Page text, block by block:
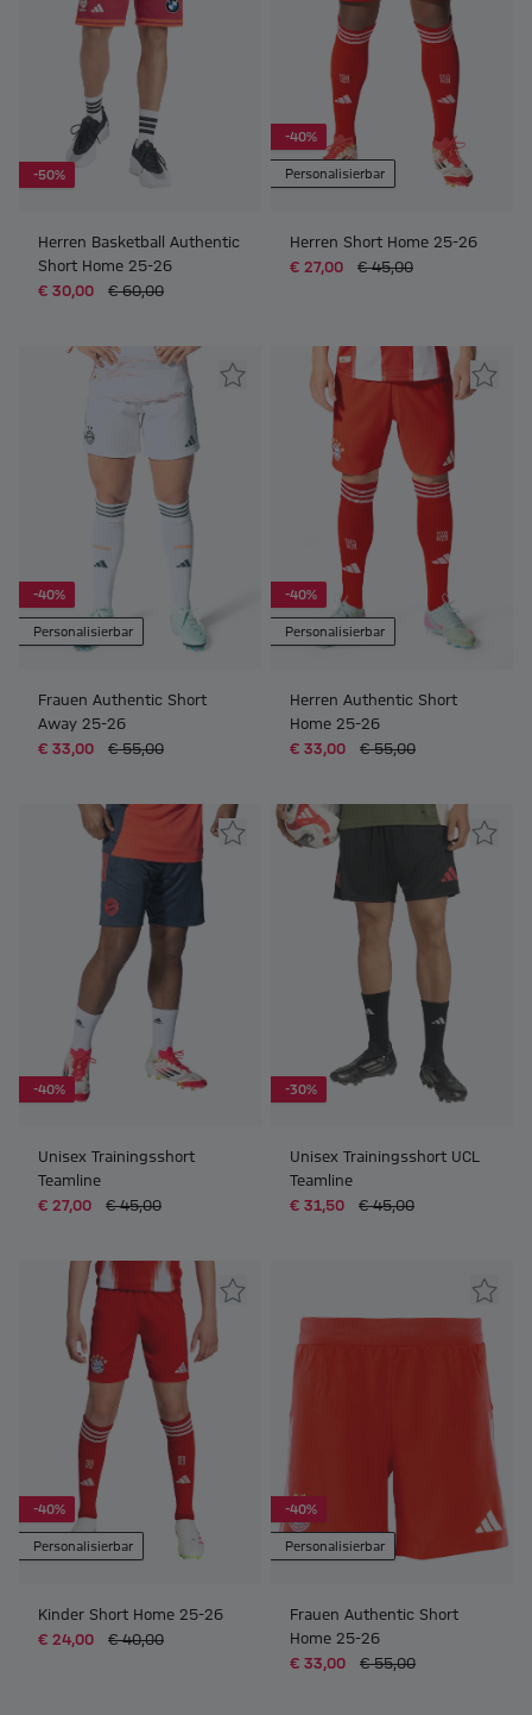
-50%
Herren Basketball Authentic
Short Home 25-26
€ 30,00
€ 60,00
-40%
Personalisierbar
Herren Short Home 25-26
€ 27,00
€ 45,00
-40%
Personalisierbar
Frauen Authentic Short
Away 25-26
€ 33,00
€ 55,00
-40%
Personalisierbar
Herren Authentic Short
Home 25-26
€ 33,00
€ 55,00
-40%
Unisex Trainingsshort
Teamline
€ 27,00
€ 45,00
-30%
Unisex Trainingsshort UCL
Teamline
€ 31,50
€ 45,00
-40%
Personalisierbar
Kinder Short Home 25-26
€ 24,00
€ 40,00
-40%
Personalisierbar
Frauen Authentic Short
Home 25-26
€ 33,00
€ 55,00